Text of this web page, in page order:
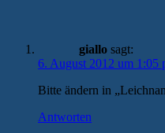
giallo sagt:
6. August 2012 um 1:05
Bitte ändern in
Antworten